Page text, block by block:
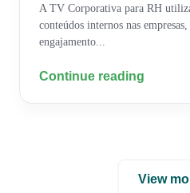
View
A TV Corporativa para RH
conteúdos internos nas
engajamento...
Continue reading